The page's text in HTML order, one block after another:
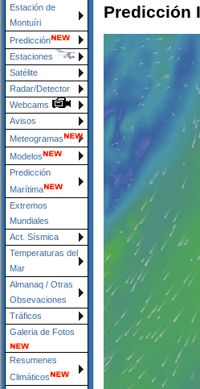
Estación de
Montuíri
Predicción
Estaciones
Satélite
Radar/Detector
Webcams
Avisos
Meteogramas
Modelos
Predicción
Marítima
Extremos
Mundiales
Act. Sísmica
Temperaturas del
Mar
Almanaq / Otras
Obsevaciones
Tráficos
Galeria de Fotos
Resumenes
Climáticos
Predicción